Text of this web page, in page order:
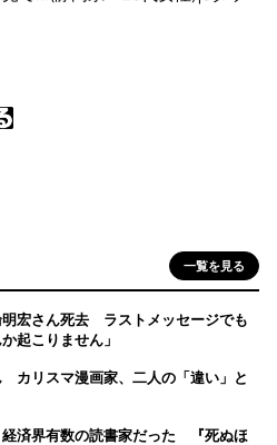
一覧を見る
宏さん死去 ラストメッセージでも
起こりません」
カリスマ漫画家、二人の「違い」と
済界有数の読書家だった 『死ぬほ